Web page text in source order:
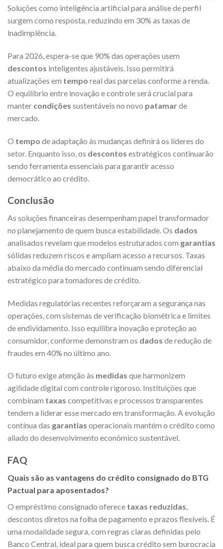
Soluções como inteligência artificial para análise de perfil
surgem como resposta, reduzindo em 30% as taxas de
inadimplência.
Para 2026, espera-se que 90% das operações usem
descontos inteligentes ajustáveis. Isso permitirá
atualizações em tempo real das parcelas conforme a renda.
O equilíbrio entre inovação e controle será crucial para
manter condições sustentáveis no novo patamarde
mercado.
O tempo de adaptação às mudanças definirá os líderes do
setor. Enquanto isso, os descontos estratégicos continuarão
sendo ferramenta essenciais para garantir acesso
democrático ao crédito.
Conclusão
As soluções financeiras desempenham papel transformador
no planejamento de quem busca estabilidade. Os dados
analisados revelam que modelos estruturados com garantias
sólidas reduzem riscos e ampliam acesso a recursos. Taxas
abaixo da média do mercado continuam sendo diferencial
estratégico para tomadores de crédito.
Medidas regulatórias recentes reforçaram a segurança nas
operações, com sistemas de verificação biométrica e limites
de endividamento. Isso equilibra inovação e proteção ao
consumidor, conforme demonstram os dados de redução de
fraudes em 40% no último ano.
O futuro exige atenção às medidas que harmonizem
agilidade digital com controle rigoroso. Instituições que
combinam taxas competitivas e processos transparentes
tendem a liderar esse mercado em transformação. A evolução
contínua das garantias operacionais mantém o crédito como
aliado do desenvolvimento econômico sustentável.
FAQ
Quais são as vantagens do crédito consignado do BTG
Pactual para aposentados?
O empréstimo consignado oferece taxas reduzidas,
descontos diretos na folha de pagamento e prazos flexíveis. É
uma modalidade segura, com regras claras definidas pelo
Banco Central, ideal para quem busca crédito sem burocracia